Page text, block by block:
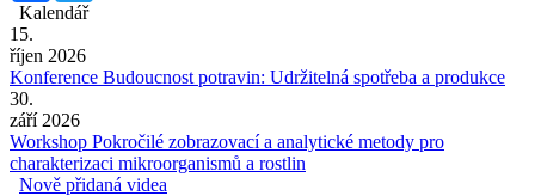
Kalendář
15.
říjen 2026
Konference Budoucnost potravin: Udržitelná spotřeba a produkce
30.
září 2026
Workshop Pokročilé zobrazovací a analytické metody pro
charakterizaci mikroorganismů a rostlin
Nově přidaná videa